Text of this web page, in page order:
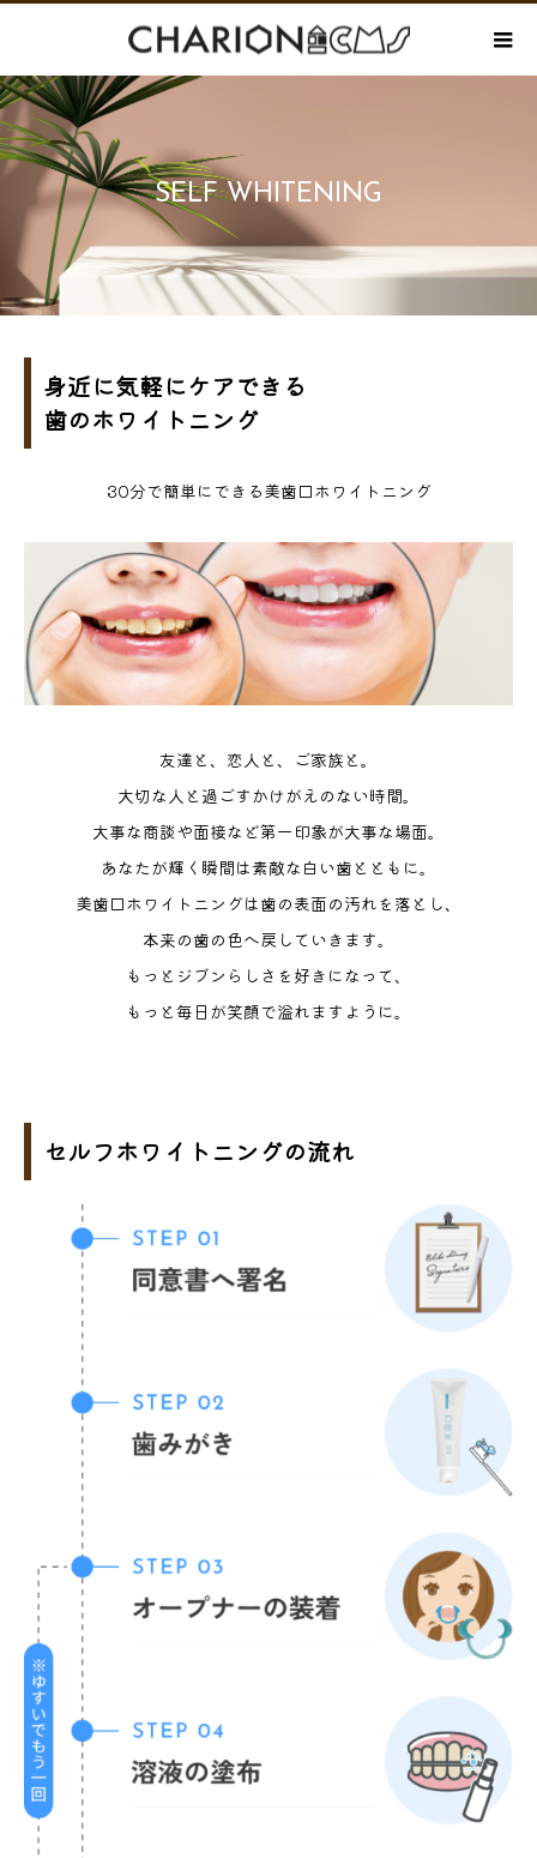
SELF WHITENING
身近に気軽にケアできる
歯のホワイトニング
30分で簡単にできる美歯口ホワイトニング
友達と、恋人と、ご家族と。
大切な人と過ごすかけがえのない時間。
大事な商談や面接など第一印象が大事な場面。
あなたが輝く瞬間は素敵な白い歯とともに。
美歯口ホワイトニングは歯の表面の汚れを落とし、
本来の歯の色へ戻していきます。
もっとジブンらしさを好きになって、
もっと毎日が笑顔で溢れますように。
セルフホワイトニングの流れ